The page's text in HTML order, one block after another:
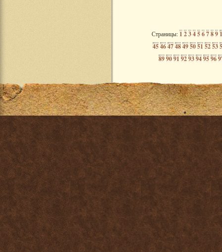
Страницы:1 23456789
454647484950515253
8990919293949596